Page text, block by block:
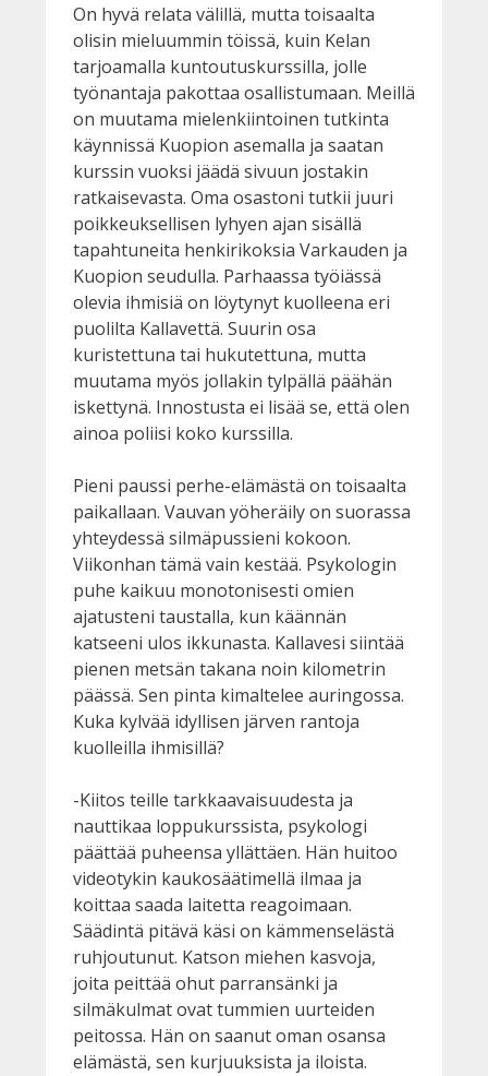
On hyvä relata välillä, mutta toisaalta
olisin mieluummin töissä, kuin Kelan
tarjoamalla kuntoutuskurssilla, jolle
työnantaja pakottaa osallistumaan. Meillä
on muutama mielenkiintoinen tutkinta
käynnissä Kuopion asemalla ja saatan
kurssin vuoksi jäädä sivuun jostakin
ratkaisevasta. Oma osastoni tutkii juuri
poikkeuksellisen lyhyen ajan sisällä
tapahtuneita henkirikoksia Varkauden ja
Kuopion seudulla. Parhaassa työiässä
olevia ihmisiä on löytynyt kuolleena eri
puolilta Kallavettä. Suurin osa
kuristettuna tai hukutettuna, mutta
muutama myös jollakin tylpällä päähän
iskettynä. Innostusta ei lisää se, että olen
ainoa poliisi koko kurssilla.
Pieni paussi perhe-elämästä on toisaalta
paikallaan. Vauvan yöheräily on suorassa
yhteydessä silmäpussieni kokoon.
Viikonhan tämä vain kestää. Psykologin
puhe kaikuu monotonisesti omien
ajatusteni taustalla, kun käännän
katseeni ulos ikkunasta. Kallavesi siintää
pienen metsän takana noin kilometrin
päässä. Sen pinta kimaltelee auringossa.
Kuka kylvää idyllisen järven rantoja
kuolleilla ihmisillä?
-Kiitos teille tarkkaavaisuudesta ja
nauttikaa loppukurssista, psykologi
päättää puheensa yllättäen. Hän huitoo
videotykin kaukosäätimellä ilmaa ja
koittaa saada laitetta reagoimaan.
Säädintä pitävä käsi on kämmenselästä
ruhjoutunut. Katson miehen kasvoja,
joita peittää ohut parransänki ja
silmäkulmat ovat tummien uurteiden
peitossa. Hän on saanut oman osansa
elämästä, sen kurjuuksista ja iloista.